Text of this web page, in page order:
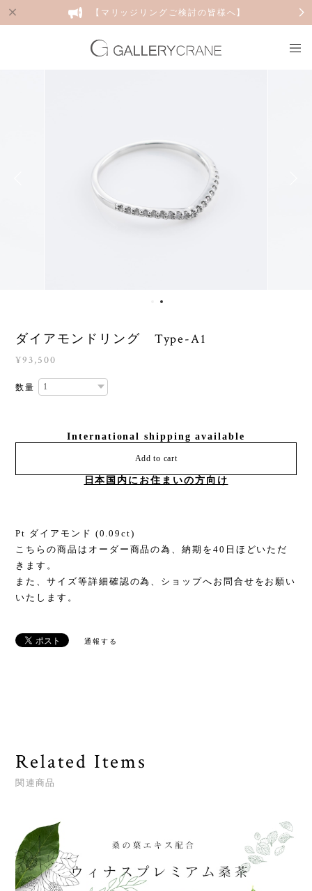
【マリッジリングご検討の皆様へ】
ダイアモンドリング Type-A1
¥93,500
数量
International shipping available
Add to cart
日本国内にお住まいの方向け
Pt ダイアモンド (0.09ct)
こちらの商品はオーダー商品の為、納期を40日ほどいただ
きます。
また、サイズ等詳細確認の為、ショップへお問合せをお願い
いたします。
通報する
Related Items
関連商品